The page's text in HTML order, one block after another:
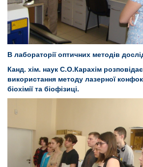
В лабораторії оптичних методів
Канд. хім. наук С.О.Карахім
використання методу лазерної
біохімії та біофізиці.